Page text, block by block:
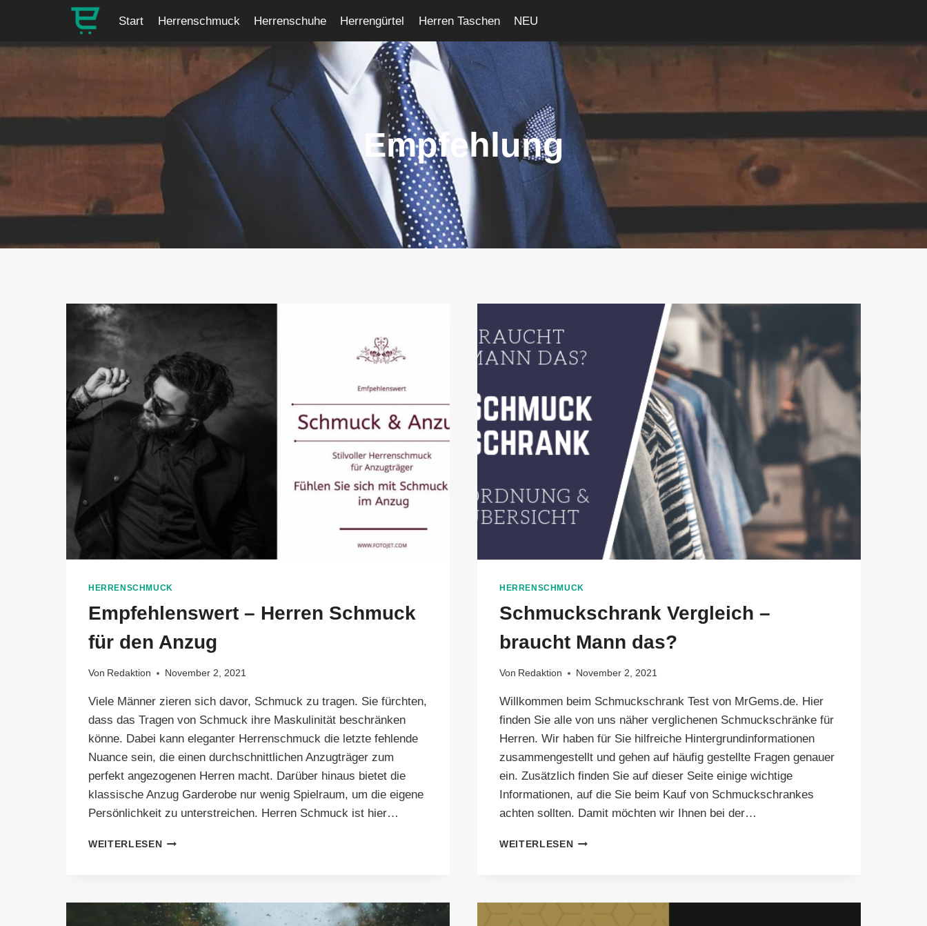
springen
Start Herrenschmuck Herrenschuhe Herrengürtel Herren Taschen NEU
Empfehlung
HERRENSCHMUCK
Empfehlenswert – Herren Schmuck
für den Anzug
Von Redaktion November 2, 2021
Viele Männer zieren sich davor, Schmuck zu tragen. Sie fürchten,
dass das Tragen von Schmuck ihre Maskulinität beschränken
könne. Dabei kann eleganter Herrenschmuck die letzte fehlende
Nuance sein, die einen durchschnittlichen Anzugträger zum
perfekt angezogenen Herren macht. Darüber hinaus bietet die
klassische Anzug Garderobe nur wenig Spielraum, um die eigene
Persönlichkeit zu unterstreichen. Herren Schmuck ist hier…
WEITERLESENEMPFEHLENSWERT
DEN
HERRENSCHMUCK
Schmuckschrank Vergleich –
braucht Mann das?
Von Redaktion November 2, 2021
Willkommen beim Schmuckschrank Test von MrGems.de. Hier
finden Sie alle von uns näher verglichenen Schmuckschränke für
Herren. Wir haben für Sie hilfreiche Hintergrundinformationen
zusammengestellt und gehen auf häufig gestellte Fragen genauer
ein. Zusätzlich finden Sie auf dieser Seite einige wichtige
Informationen, auf die Sie beim Kauf von Schmuckschrankes
achten sollten. Damit möchten wir Ihnen bei der…
WEITERLESENSCHMUCKSCHRANK